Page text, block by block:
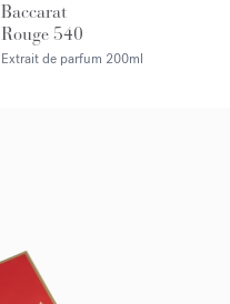
Baccarat
Rouge 540
Extrait de parfum 200ml